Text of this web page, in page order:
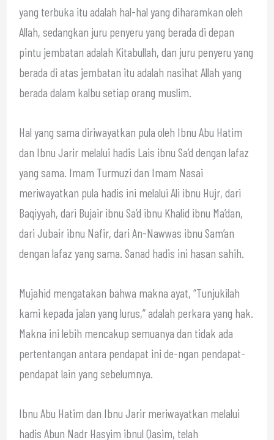
yang terbuka itu adalah hal-hal yang diharamkan oleh
Allah, sedangkan juru penyeru yang berada di depan
pintu jembatan adalah Kitabullah, dan juru penyeru yang
berada di atas jembatan itu adalah nasihat Allah yang
berada dalam kalbu setiap orang muslim.
Hal yang sama diriwayatkan pula oleh Ibnu Abu Hatim
dan Ibnu Jarir melalui hadis Lais ibnu Sa’d dengan lafaz
yang sama. Imam Turmuzi dan Imam Nasai
meriwayatkan pula hadis ini melalui Ali ibnu Hujr, dari
Baqiyyah, dari Bujair ibnu Sa’d ibnu Khalid ibnu Ma’dan,
dari Jubair ibnu Nafir, dari An-Nawwas ibnu Sam’an
dengan lafaz yang sama. Sanad hadis ini hasan sahih.
Mujahid mengatakan bahwa makna ayat, “Tunjukilah
kami kepada jalan yang lurus,” adalah perkara yang hak.
Makna ini lebih mencakup semuanya dan tidak ada
pertentangan antara pendapat ini de-ngan pendapat-
pendapat lain yang sebelumnya.
Ibnu Abu Hatim dan Ibnu Jarir meriwayatkan melalui
hadis Abun Nadr Hasyim ibnul Qasim, telah